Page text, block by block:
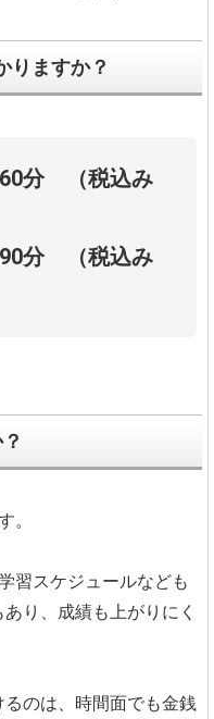
りますか？
分（税込み
（税込み
。
習スケジュールなども
り、成績も上がりにく
のは、時間面でも金銭